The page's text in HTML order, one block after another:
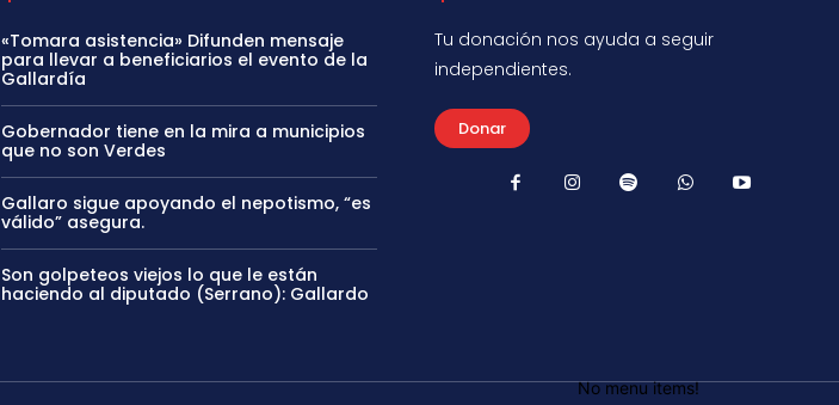
«Tomara asistencia» Difunden mensaje
para llevar a beneficiarios el evento de la
Gallardía
Gobernador tiene en la mira a municipios
que no son Verdes
Gallaro sigue apoyando el nepotismo, “es
válido” asegura.
Son golpeteos viejos lo que le están
haciendo al diputado (Serrano): Gallardo
Tu donación nos ayuda a seguir
independientes.
Donar
No menu items!